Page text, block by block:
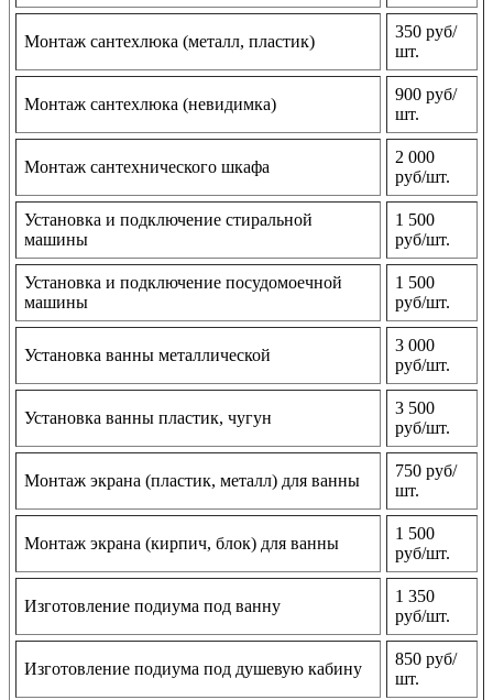
Монтаж сантехлюка (металл, пластик)
350 руб/
шт.
Монтаж сантехлюка (невидимка)
900 руб/
шт.
Монтаж сантехнического шкафа
2 000
руб/шт.
Установка и подключение стиральной
машины
1 500
руб/шт.
Установка и подключение посудомоечной
машины
1 500
руб/шт.
Установка ванны металлической
3 000
руб/шт.
Установка ванны пластик, чугун
3 500
руб/шт.
Монтаж экрана (пластик, металл) для ванны
750 руб/
шт.
Монтаж экрана (кирпич, блок) для ванны
1 500
руб/шт.
Изготовление подиума под ванну
1 350
руб/шт.
Изготовление подиума под душевую кабину
850 руб/
шт.